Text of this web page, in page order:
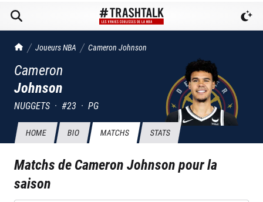
TrashTalk Actu NBA
Joueurs NBA Cameron Johnson
Cameron
Johnson
NUGGETS · #23 · PG
HOME BIO MATCHS STATS
Matchs deCameron Johnsonpour la
saison